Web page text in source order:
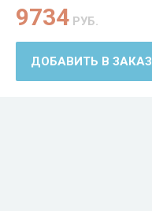
9734 РУБ.
ДОБАВИТЬ В ЗАКАЗ